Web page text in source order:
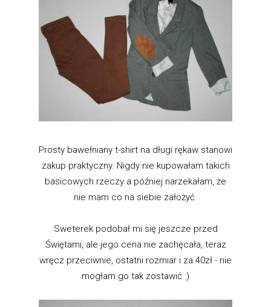
Prosty bawełniany t-shirt na długi rękaw stanowi
zakup praktyczny. Nigdy nie kupowałam takich
basicowych rzeczy a później narzekałam, że
nie mam co na siebie założyć.
Sweterek podobał mi się jeszcze przed
Świętami, ale jego cena nie zachęcała, teraz
wręcz przeciwnie, ostatni rozmiar i za 40zł - nie
mogłam go tak zostawić :)